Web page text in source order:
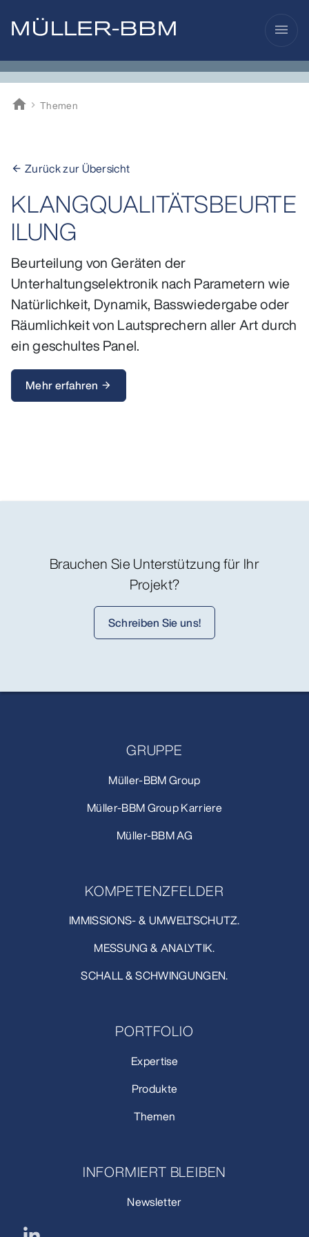
menu
home
Müller-BBM
Themen
arrow_back Zurück zur Übersicht
KLANGQUALITÄTSBEURTE
ILUNG
Beurteilung von Geräten der
Unterhaltungselektronik nach Parametern wie
Natürlichkeit, Dynamik, Basswiedergabe oder
Räumlichkeit von Lautsprechern aller Art durch
ein geschultes Panel.
Mehr erfahren arrow_forward
Brauchen Sie Unterstützung für Ihr
Projekt?
Schreiben Sie uns!
GRUPPE
Müller-BBM Group
Müller-BBM Group Karriere
Müller-BBM AG
KOMPETENZFELDER
IMMISSIONS- & UMWELTSCHUTZ.
MESSUNG & ANALYTIK.
SCHALL & SCHWINGUNGEN.
PORTFOLIO
Expertise
Produkte
Themen
INFORMIERT BLEIBEN
Newsletter